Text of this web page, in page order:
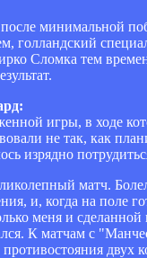
минимальной
голландский
Сломка тем
игры, в ходе
не так, как
изрядно
матч.
и, когда на поле
меня и
К матчам с